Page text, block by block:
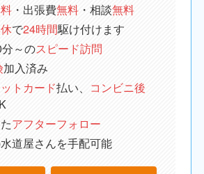
・出張費無料 ・相談無料
で24時間駆け付けます
～のスピード訪問
加入済み
トカード払い、 コンビニ後
アフターフォロー
道屋さんを手配可能